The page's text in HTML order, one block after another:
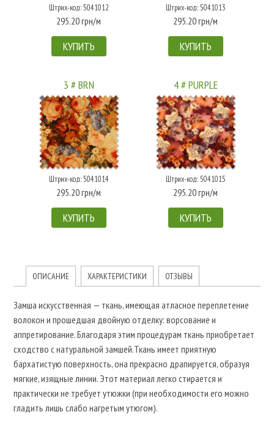
Штрих-код: 5041012
295.20 грн/м
КУПИТЬ
Штрих-код: 5041013
295.20 грн/м
КУПИТЬ
3 # BRN
Штрих-код: 5041014
295.20 грн/м
КУПИТЬ
4 # PURPLE
Штрих-код: 5041015
295.20 грн/м
КУПИТЬ
ОПИСАНИЕ ХАРАКТЕРИСТИКИ ОТЗЫВЫ
Замша искусственная — ткань, имеющая атласное переплетение
волокон и прошедшая двойную отделку: ворсование и
аппретирование. Благодаря этим процедурам ткань приобретает
сходство с натуральной замшей.Ткань имеет приятную
бархатистую поверхность, она прекрасно драпируется, образуя
мягкие, изящные линии. Этот материал легко стирается и
практически не требует утюжки (при необходимости его можно
гладить лишь слабо нагретым утюгом).